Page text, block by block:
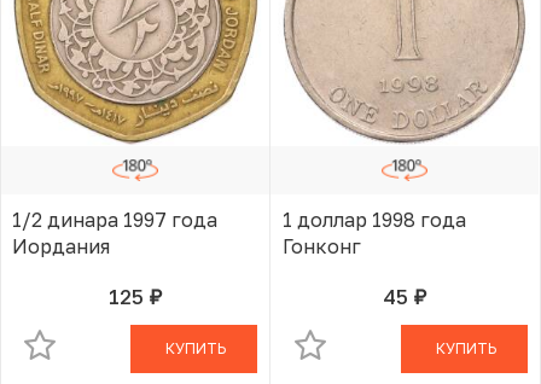
1/2 динара 1997 года
Иордания
125 руб.В КОРЗИНЕ
КУПИТЬ
1 доллар 1998 года
Гонконг
45 руб.В КОРЗИНЕ
КУПИТЬ